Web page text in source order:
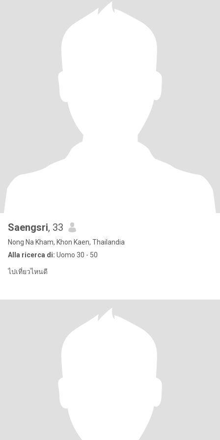
Saengsri, 33
Nong Na Kham, Khon Kaen, Thailandia
Alla ricerca di: Uomo 30 - 50
ไปเที่ยวไหนดี